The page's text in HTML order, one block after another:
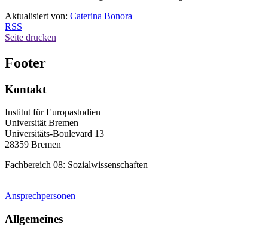
Aktualisiert von: Caterina Bonora
RSS
Seite drucken
Footer
Kontakt
Institut für Europastudien
Universität Bremen
Universitäts-Boulevard 13
28359 Bremen
Fachbereich 08: Sozialwissenschaften
Ansprechpersonen
Allgemeines